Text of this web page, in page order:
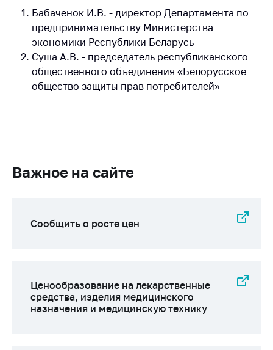
Бабаченок И.В. - директор Департамента по
предпринимательству Министерства
экономики Республики Беларусь​
Суша А.В. - председатель республиканского
общественного объединения «Белорусское
общество защиты прав потребителей»
Важное на сайте
Сообщить о росте цен
Ценообразование на лекарственные
средства, изделия медицинского
назначения и медицинскую технику